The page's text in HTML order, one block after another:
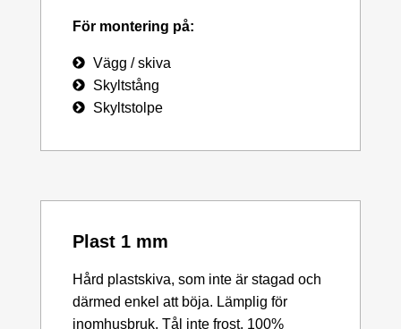
För montering på:
Vägg / skiva
Skyltstång
Skyltstolpe
Plast 1 mm
Hård plastskiva, som inte är stagad och
därmed enkel att böja. Lämplig för
inomhusbruk. Tål inte frost. 100%